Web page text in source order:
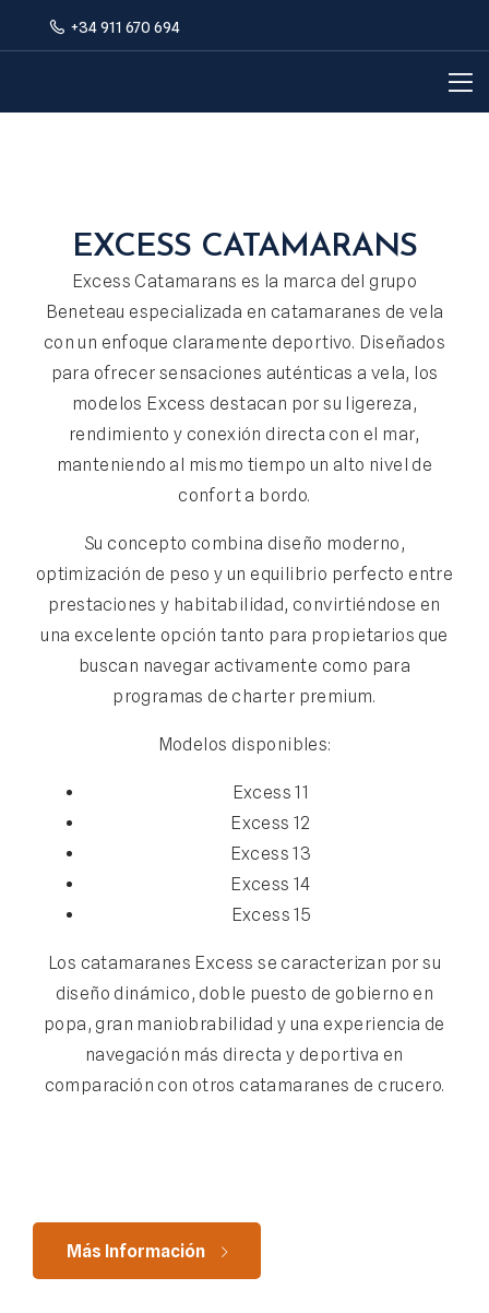
+34 911 670 694
EXCESS CATAMARANS
Excess Catamarans es la marca del grupo
Beneteau especializada en catamaranes de vela
con un enfoque claramente deportivo. Diseñados
para ofrecer sensaciones auténticas a vela, los
modelos Excess destacan por su ligereza,
rendimiento y conexión directa con el mar,
manteniendo al mismo tiempo un alto nivel de
confort a bordo.
Su concepto combina diseño moderno,
optimización de peso y un equilibrio perfecto entre
prestaciones y habitabilidad, convirtiéndose en
una excelente opción tanto para propietarios que
buscan navegar activamente como para
programas de charter premium.
Modelos disponibles:
Excess 11
Excess 12
Excess 13
Excess 14
Excess 15
Los catamaranes Excess se caracterizan por su
diseño dinámico, doble puesto de gobierno en
popa, gran maniobrabilidad y una experiencia de
navegación más directa y deportiva en
comparación con otros catamaranes de crucero.
Más Información